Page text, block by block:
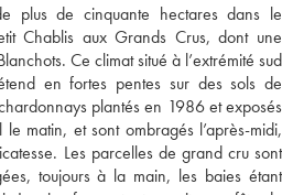
plus de cinquante hectares dans le
Chablis aux Grands Crus, dont une
Ce climat situé à l’extrémité sud
en fortes pentes sur des sols de
plantés en 1986 et exposés
matin, et sont ombragés l’après-midi,
Les parcelles de grand cru sont
toujours à la main, les baies étant